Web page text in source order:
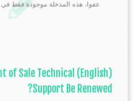
عفوا، هذه المدخلة موجودة فقط في English.
Point of Sale Technical
Support Be Renewed?